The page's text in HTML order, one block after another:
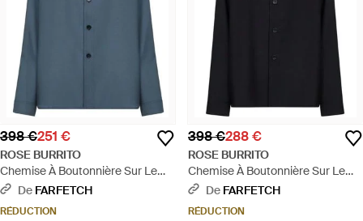
398 €251 €
ROSE BURRITO
Chemise À Boutonnière Sur Le
Devant - Bleu
De FARFETCH
RÉDUCTION
398 €288 €
ROSE BURRITO
Chemise À Boutonnière Sur Le
Devant - Noir
De FARFETCH
RÉDUCTION